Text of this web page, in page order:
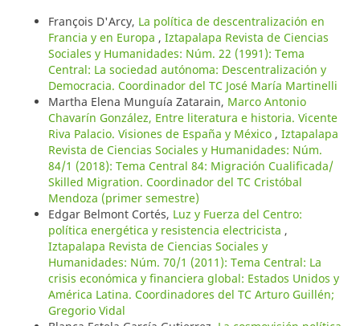
François D'Arcy, La política de descentralización en
Francia y en Europa , Iztapalapa Revista de Ciencias
Sociales y Humanidades: Núm. 22 (1991): Tema
Central: La sociedad autónoma: Descentralización y
Democracia. Coordinador del TC José María Martinelli
Martha Elena Munguía Zatarain, Marco Antonio
Chavarín González, Entre literatura e historia. Vicente
Riva Palacio. Visiones de España y México , Iztapalapa
Revista de Ciencias Sociales y Humanidades: Núm.
84/1 (2018): Tema Central 84: Migración Cualificada/
Skilled Migration. Coordinador del TC Cristóbal
Mendoza (primer semestre)
Edgar Belmont Cortés, Luz y Fuerza del Centro:
política energética y resistencia electricista ,
Iztapalapa Revista de Ciencias Sociales y
Humanidades: Núm. 70/1 (2011): Tema Central: La
crisis económica y financiera global: Estados Unidos y
América Latina. Coordinadores del TC Arturo Guillén;
Gregorio Vidal